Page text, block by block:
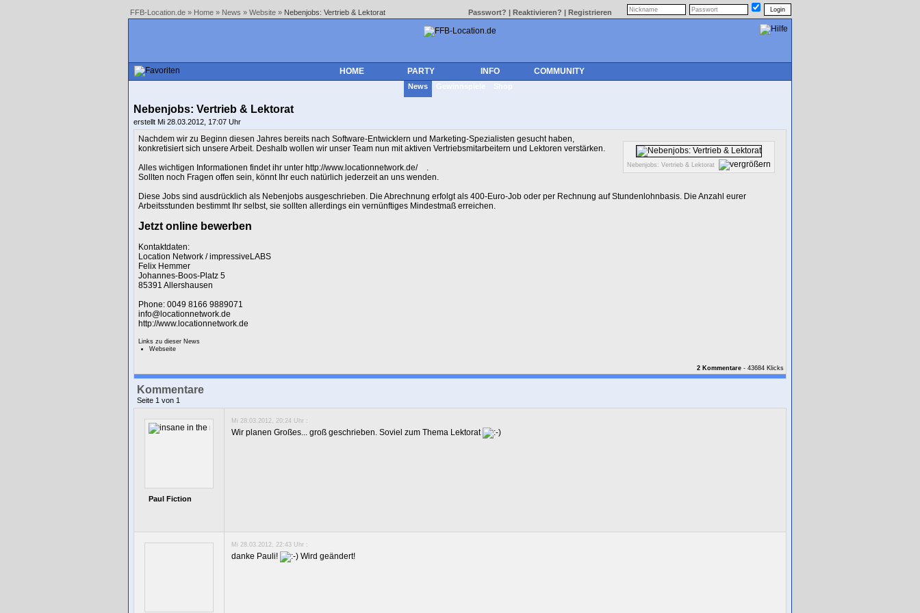
FFB-Location.de » Home » News » Website » Nebenjobs: Vertrieb & Lektorat Passwort? | Reaktivieren? | Registrieren
HOME PARTY INFO COMMUNITY
News Gewinnspiele Shop
Nebenjobs: Vertrieb & Lektorat
erstellt Mi 28.03.2012, 17:07 Uhr
Nebenjobs: Vertrieb & Lektorat
Nachdem wir zu Beginn diesen Jahres bereits nach Software-Entwicklern und Marketing-Spezialisten gesucht haben,
konkretisiert sich unsere Arbeit. Deshalb wollen wir unser Team nun mit aktiven Vertriebsmitarbeitern und Lektoren verstärken.
Alles wichtigen Informationen findet ihr unter http://www.locationnetwork.de/
.
Sollten noch Fragen offen sein, könnt Ihr euch natürlich jederzeit an uns wenden.
Diese Jobs sind ausdrücklich als Nebenjobs ausgeschrieben. Die Abrechnung erfolgt als 400-Euro-Job oder per Rechnung auf Stundenlohnbasis. Die Anzahl eurer
Arbeitsstunden bestimmt Ihr selbst, sie sollten allerdings ein vernünftiges Mindestmaß erreichen.
Jetzt online bewerben
Kontaktdaten:
Location Network / impressiveLABS
Felix Hemmer
Johannes-Boos-Platz 5
85391 Allershausen
Phone: 0049 8166 9889071
info@locationnetwork.de
http://www.locationnetwork.de
Links zu dieser News
Webseite
2 Kommentare - 43684 Klicks
Kommentare
Seite 1 von 1
Paul Fiction
Mi 28.03.2012, 20:24 Uhr :
Wir planen Großes... groß geschrieben. Soviel zum Thema Lektorat
Mi 28.03.2012, 22:43 Uhr :
danke Pauli! Wird geändert!